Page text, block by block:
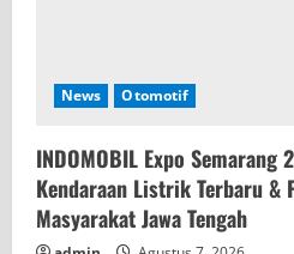
News Otomotif
INDOMOBIL Expo
Kendaraan Listrik Terbaru &
Masyarakat Jawa Tengah